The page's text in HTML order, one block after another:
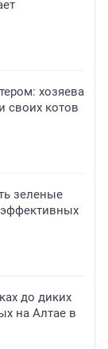
хозяева
своих котов
зеленые
до диких
на Алтае в